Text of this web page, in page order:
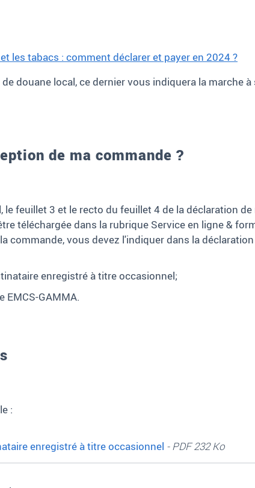
les tabacs : comment déclarer et payer en 2024 ?
douane local, ce dernier vous indiquera la marche
de ma commande ?
le feuillet 3 et le recto du feuillet 4 de la déclaration
téléchargée dans la rubrique Service en ligne &
commande, vous devez l'indiquer dans la
enregistré à titre occasionnel;
EMCS-GAMMA.
:
enregistré à titre occasionnel - PDF 232 Ko